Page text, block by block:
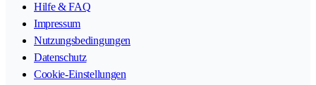
Hilfe & FAQ
Impressum
Nutzungsbedingungen
Datenschutz
Cookie-Einstellungen